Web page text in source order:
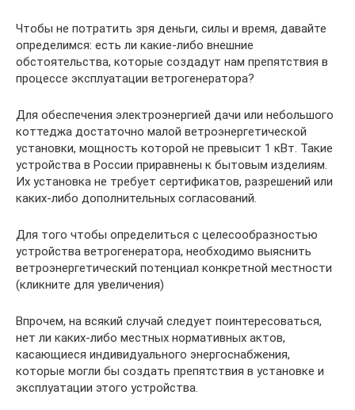
Чтобы не потратить зря деньги, силы и время, давайте
определимся: есть ли какие-либо внешние
обстоятельства, которые создадут нам препятствия в
процессе эксплуатации ветрогенератора?
Для обеспечения электроэнергией дачи или небольшого
коттеджа достаточно малой ветроэнергетической
установки, мощность которой не превысит 1 кВт. Такие
устройства в России приравнены к бытовым изделиям.
Их установка не требует сертификатов, разрешений или
каких-либо дополнительных согласований.
Для того чтобы определиться с целесообразностью
устройства ветрогенератора, необходимо выяснить
ветроэнергетический потенциал конкретной местности
(кликните для увеличения)
Впрочем, на всякий случай следует поинтересоваться,
нет ли каких-либо местных нормативных актов,
касающиеся индивидуального энергоснабжения,
которые могли бы создать препятствия в установке и
эксплуатации этого устройства.